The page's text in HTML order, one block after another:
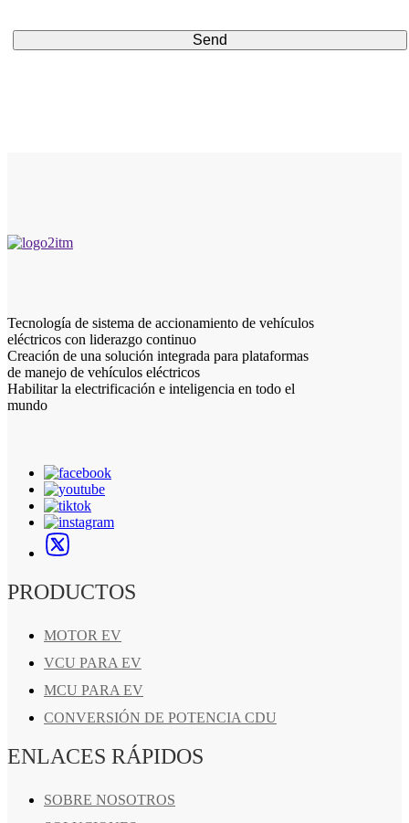
Send
Tecnología de sistema de accionamiento de vehículos
eléctricos con liderazgo continuo
Creación de una solución integrada para plataformas
de manejo de vehículos eléctricos
Habilitar la electrificación e inteligencia en todo el
mundo
PRODUCTOS
MOTOR EV
VCU PARA EV
MCU PARA EV
CONVERSIÓN DE POTENCIA CDU
ENLACES RÁPIDOS
SOBRE NOSOTROS